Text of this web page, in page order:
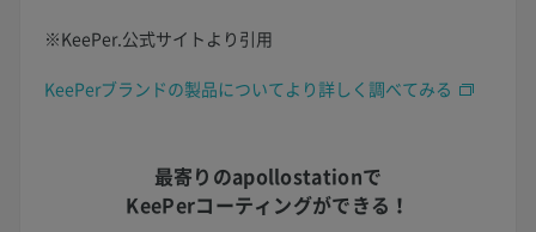
※KeePer.公式サイトより引用
KeePerブランドの製品についてより詳しく調べてみる
最寄りのapollostationで
KeePerコーティングができる！